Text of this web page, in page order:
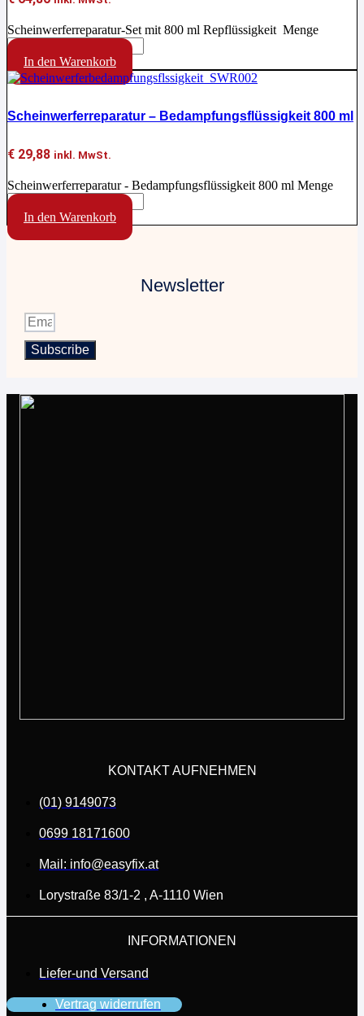
Scheinwerferreparatur-Set mit 800 ml Repflüssigkeit Menge
In den Warenkorb
Scheinwerferreparatur – Bedampfungsflüssigkeit 800 ml
€ 29,88 inkl. MwSt.
Scheinwerferreparatur - Bedampfungsflüssigkeit 800 ml Menge
In den Warenkorb
Newsletter
Subscribe
KONTAKT AUFNEHMEN
(01) 9149073
0699 18171600
Mail: info@easyfix.at
Lorystraße 83/1-2 , A-1110 Wien
INFORMATIONEN
Liefer-und Versand
Vertrag widerrufen